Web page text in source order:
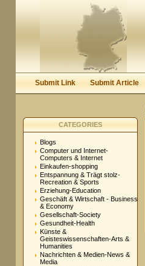
Submit Link Submit Article
CATEGORIES
Blogs
Computer und Internet-
Computers & Internet
Einkaufen-shopping
Entspannung & Trägt stolz-
Recreation & Sports
Erziehung-Education
Geschäft & Wirtschaft - Business
& Economy
Gesellschaft-Society
Gesundheit-Health
Künste &
Geisteswissenschaften-Arts &
Humanities
Nachrichten & Medien-News &
Media